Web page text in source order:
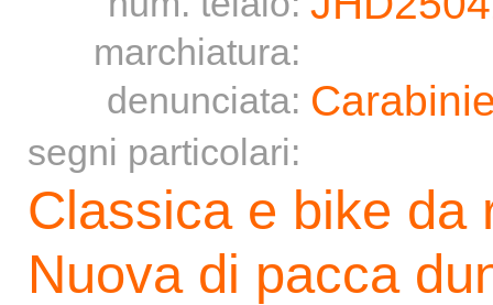
marchiatura:
denunciata:
segni particolari:
Classica e bike da
Nuova di pacca